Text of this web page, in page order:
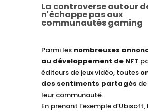
La controverse autour
n'échappe pas aux
communautés gaming
Parmi les nombreuses
au développement de NFT
éditeurs de jeux vidéo, toutes
des sentiments partagés
leur communauté.
En prenant l’exemple d’Ubisoft,